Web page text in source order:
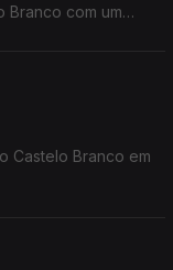
Branco com um
Castelo Branco em